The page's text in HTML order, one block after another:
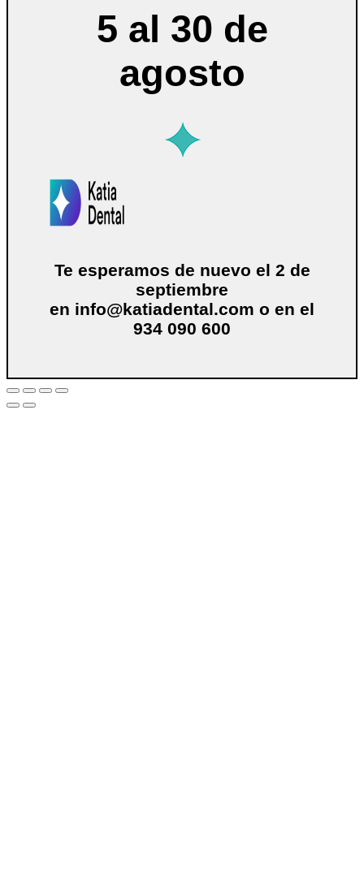
5 al 30 de
agosto
Te esperamos de nuevo el 2 de
septiembre
en info@katiadental.com o en el
934 090 600